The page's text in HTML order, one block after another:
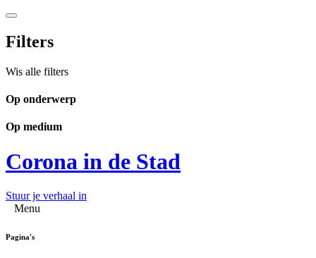
Filters
Wis alle filters
Op onderwerp
Op medium
Corona in de Stad
Stuur je verhaal in
Menu
Pagina's